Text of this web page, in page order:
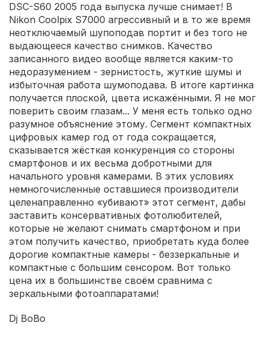
DSC-S60 2005 года выпуска лучше снимает! В
Nikon Coolpix S7000 агрессивный и в то же время
неотключаемый шупоподав портит и без того не
выдающееся качество снимков. Качество
записанного видео вообще является каким-то
недоразумением - зернистость, жуткие шумы и
избыточная работа шумоподава. В итоге картинка
получается плоской, цвета искажёнными. Я не мог
поверить своим глазам... У меня есть только одно
разумное объяснение этому. Сегмент компактных
цифровых камер год от года сокращается,
сказывается жёсткая конкуренция со стороны
смартфонов и их весьма добротными для
начального уровня камерами. В этих условиях
немногочисленные оставшиеся производители
целенаправленно «убивают» этот сегмент, дабы
заставить консервативных фотолюбителей,
которые не желают снимать смартфоном и при
этом получить качество, приобретать куда более
дорогие компактные камеры - беззеркальные и
компактные с большим сенсором. Вот только
цена их в большинстве своём сравнима с
зеркальными фотоаппаратами!
Dj BoBo